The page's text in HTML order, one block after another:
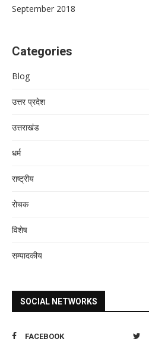
September 2018
Categories
Blog
उत्तर प्रदेश
उत्तराखंड
धर्म
राष्ट्रीय
रोचक
विशेष
सम्पादकीय
SOCIAL NETWORKS
FACEBOOK